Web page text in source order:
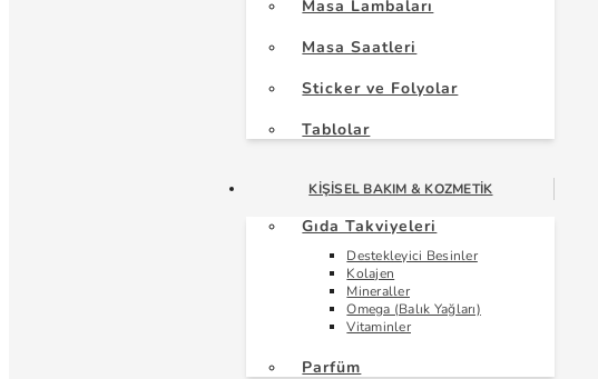
Masa Lambaları
Masa Saatleri
Sticker ve Folyolar
Tablolar
KIŞISEL BAKIM & KOZMETIK
Gıda Takviyeleri
Destekleyici Besinler
Kolajen
Mineraller
Omega (Balık Yağları)
Vitaminler
Parfüm